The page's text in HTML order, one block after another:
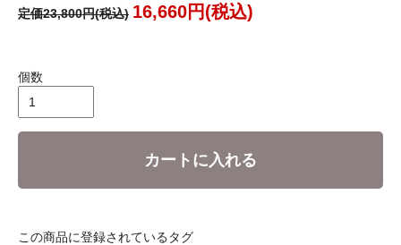
定価23,800円(税込) 16,660円(税込)
個数
カートに入れる
この商品に登録されているタグ